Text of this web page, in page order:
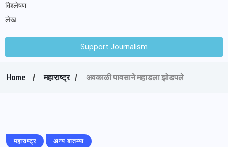
विश्लेषण
लेख
Support Journalism
Home महाराष्ट्र अवकाळी पावसाने महाडला झोडपले
महाराष्ट्र अन्य बातम्या